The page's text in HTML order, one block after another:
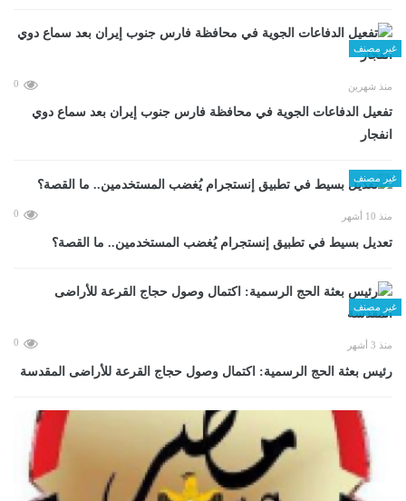
غير مصنف
منذ شهرين 0
تفعيل الدفاعات الجوية في محافظة فارس جنوب إيران بعد سماع دوي
انفجار
غير مصنف
منذ 10 أشهر 0
تعديل بسيط في تطبيق إنستجرام يُغضب المستخدمين.. ما القصة؟
غير مصنف
منذ 3 أشهر 0
رئيس بعثة الحج الرسمية: اكتمال وصول حجاج القرعة للأراضى المقدسة